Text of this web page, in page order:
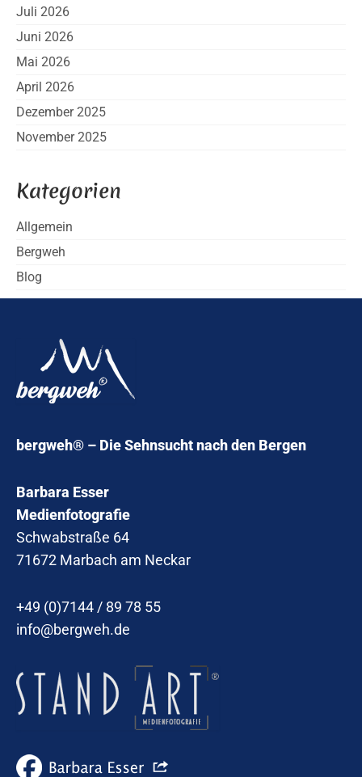
Juli 2026
Juni 2026
Mai 2026
April 2026
Dezember 2025
November 2025
Kategorien
Allgemein
Bergweh
Blog
bergweh® – Die Sehnsucht nach den Bergen
Barbara Esser
Medienfotografie
Schwabstraße 64
71672 Marbach am Neckar
+49 (0)7144 / 89 78 55
info@bergweh.de